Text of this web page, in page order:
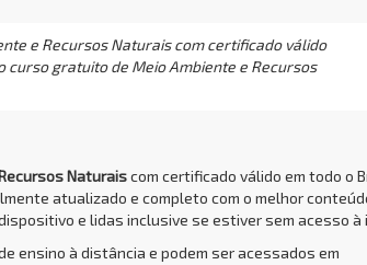
e Recursos Naturais com certificado válido
gratuito de Meio Ambiente e Recursos
Naturaiscom certificado válido em todo o
atualizado e completo com o melhor
e lidas inclusive se estiver sem acesso
ensino à distância e podem ser acessados em